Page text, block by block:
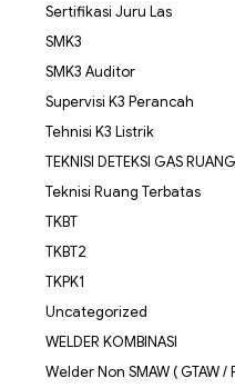
Sertifikasi Juru Las
SMK3
SMK3 Auditor
Supervisi K3 Perancah
Tehnisi K3 Listrik
TEKNISI DETEKSI GAS
Teknisi Ruang Terbatas
TKBT
TKBT2
TKPK1
Uncategorized
WELDER KOMBINASI
Welder Non SMAW ( GTAW /